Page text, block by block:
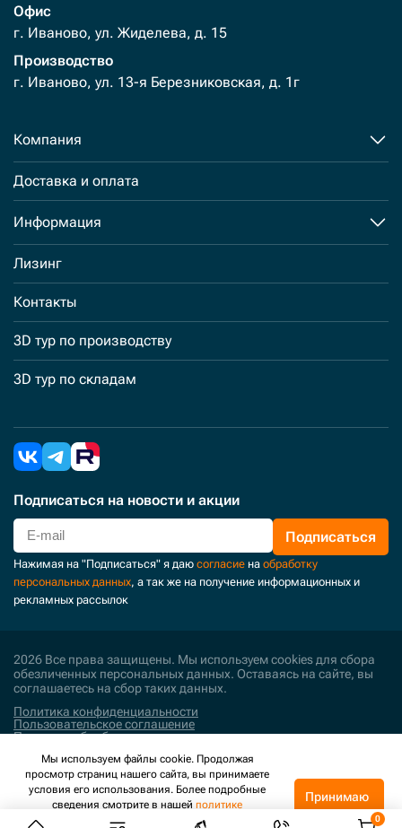
Офис
г. Иваново, ул. Жиделева, д. 15
Производство
г. Иваново, ул. 13-я Березниковская, д. 1г
Компания
Доставка и оплата
Информация
Лизинг
Контакты
3D тур по производству
3D тур по складам
Подписаться на новости и акции
Подписаться
Нажимая на "Подписаться" я даю согласие на обработку
персональных данных, а так же на получение информационных и
рекламных рассылок
2026 Все права защищены. Мы используем cookies для сбора
обезличенных персональных данных. Оставаясь на сайте, вы
соглашаетесь на сбор таких данных.
Политика конфиденциальности
Пользовательское соглашение
Политика обработки персональных данных
Поддержка и развитие
Мы используем файлы cookie. Продолжая
просмотр страниц нашего сайта, вы принимаете
условия его использования. Более подробные
сведения смотрите в нашей политике
конфиденциальности.
Принимаю